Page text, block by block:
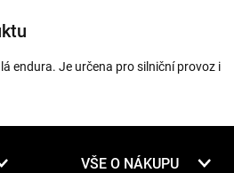
endura. Je určena pro silniční provoz i
VŠE O NÁKUPU